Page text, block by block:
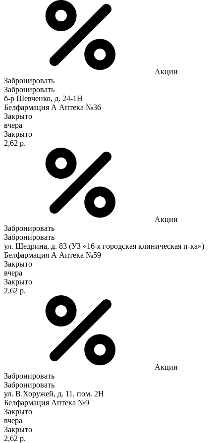
Акции
Забронировать
Забронировать
б-р Шевченко, д. 24-1Н
Белфармация А Аптека №36
Закрыто
вчера
Закрыто
2,62 р.
Акции
Забронировать
Забронировать
ул. Щедрина, д. 83 (УЗ «16-я городская клиническая п-ка»)
Белфармация А Аптека №59
Закрыто
вчера
Закрыто
2,62 р.
Акции
Забронировать
Забронировать
ул. В.Хоружей, д. 11, пом. 2Н
Белфармация Аптека №9
Закрыто
вчера
Закрыто
2,62 р.